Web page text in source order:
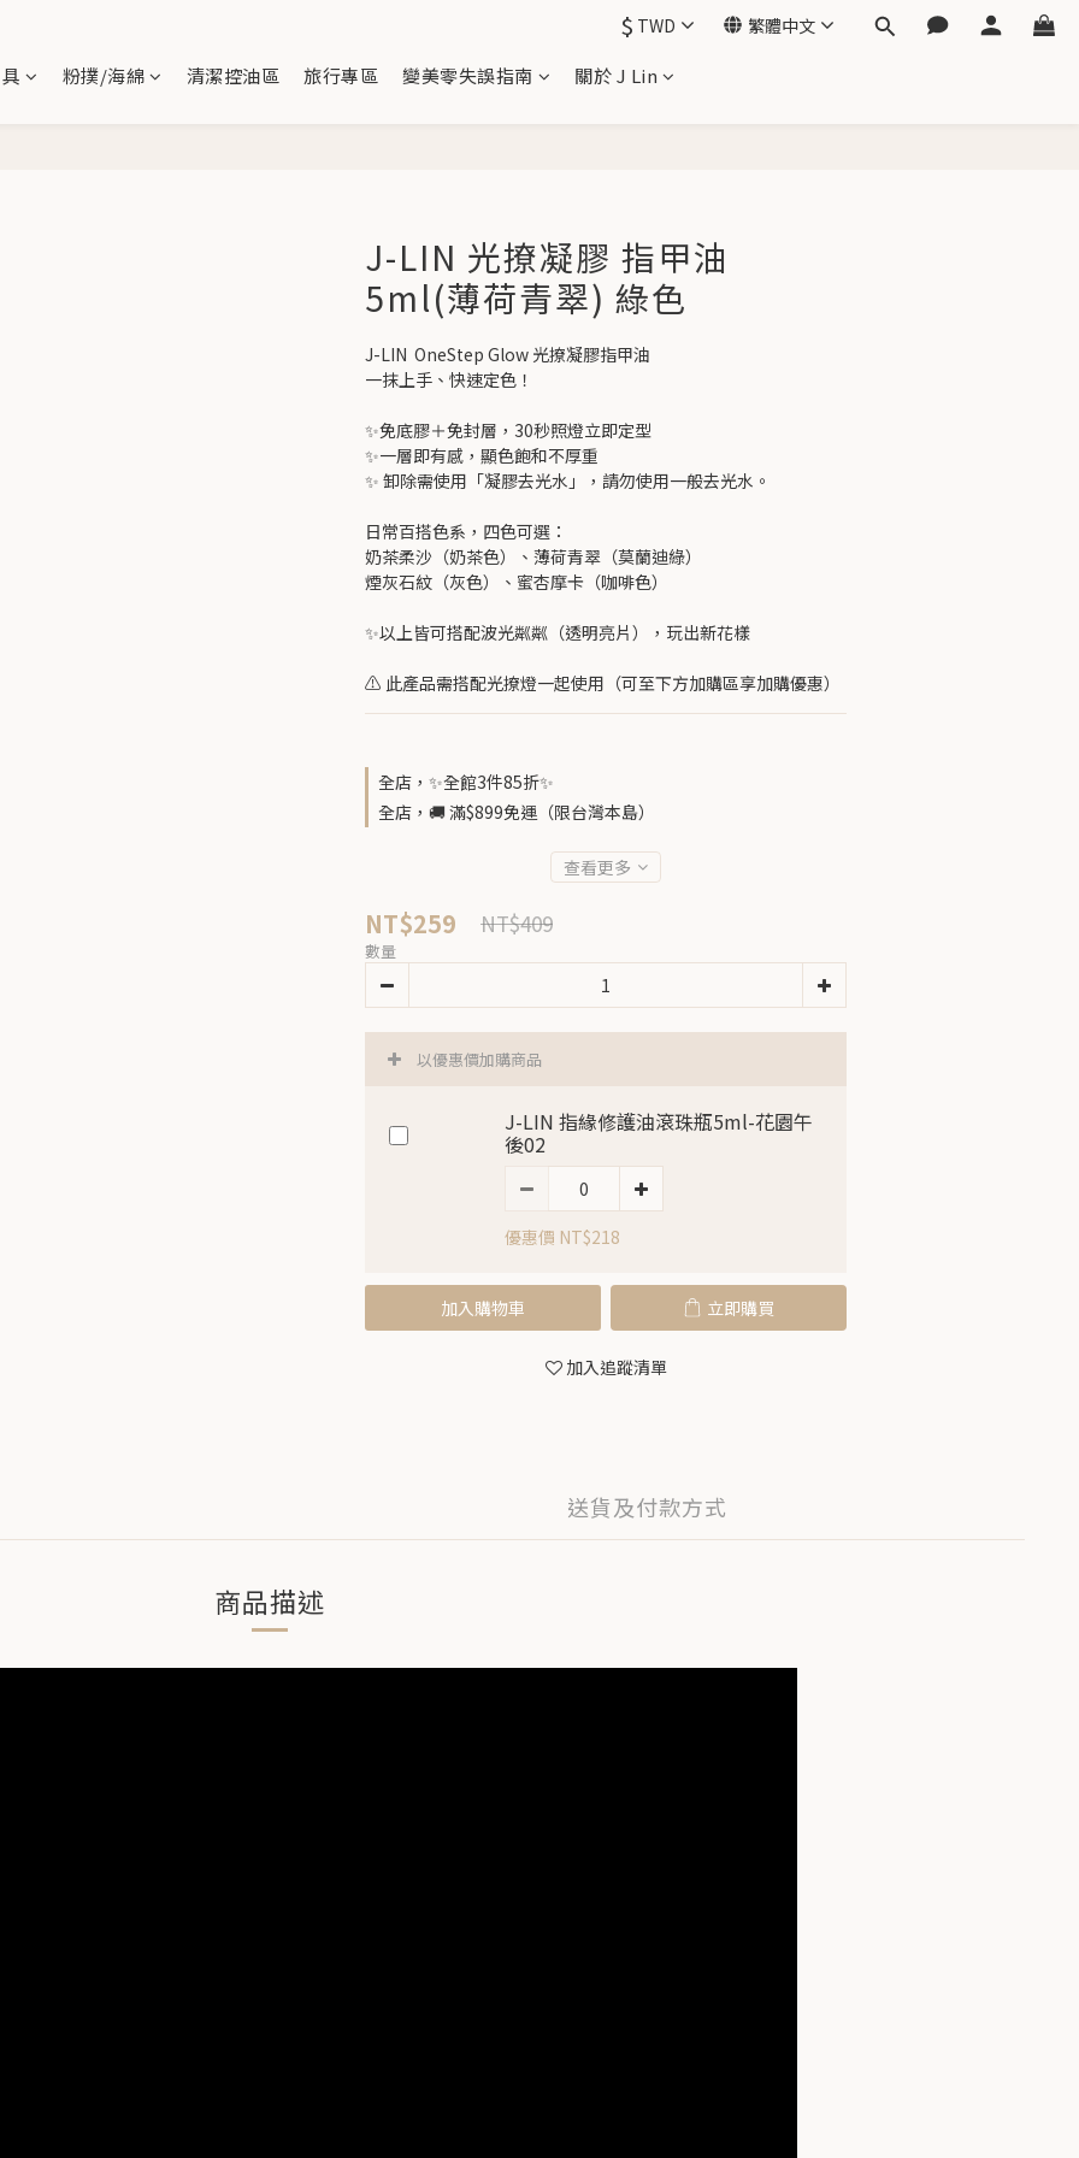
$ TWD 繁體中文
粉撲/海綿 清潔控油區 旅行專區 變美零失誤指南 關於 J Lin
J-LIN 光撩凝膠 指甲油
5ml(薄荷青翠) 綠色
J-LIN  OneStep Glow 光撩凝膠指甲油
一抹上手、快速定色！
✨免底膠＋免封層，30秒照燈立即定型
✨一層即有感，顯色飽和不厚重
✨ 卸除需使用「凝膠去光水」，請勿使用一般去光水。
日常百搭色系，四色可選：
奶茶柔沙（奶茶色）、薄荷青翠（莫蘭迪綠）
煙灰石紋（灰色）、蜜杏摩卡（咖啡色）
✨以上皆可搭配波光粼粼（透明亮片），玩出新花樣
⚠️ 此產品需搭配光撩燈一起使用（可至下方加購區享加購優惠）
全店，✨全館3件85折✨
全店，🚚 滿$899免運（限台灣本島）
查看更多
NT$259 NT$409
數量
以優惠價加購商品
J-LIN 指緣修護油滾珠瓶5ml-花園午
後02
優惠價 NT$218
加入購物車 立即購買
加入追蹤清單
送貨及付款方式
商品描述